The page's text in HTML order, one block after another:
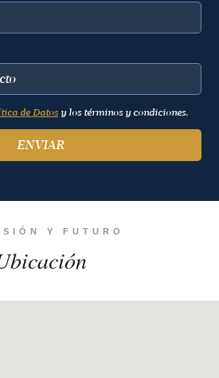
de Datos y los términos y condiciones.
ENVIAR
Y FUTURO